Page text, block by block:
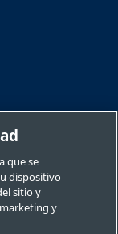
que se
dispositivo
sitio y
y